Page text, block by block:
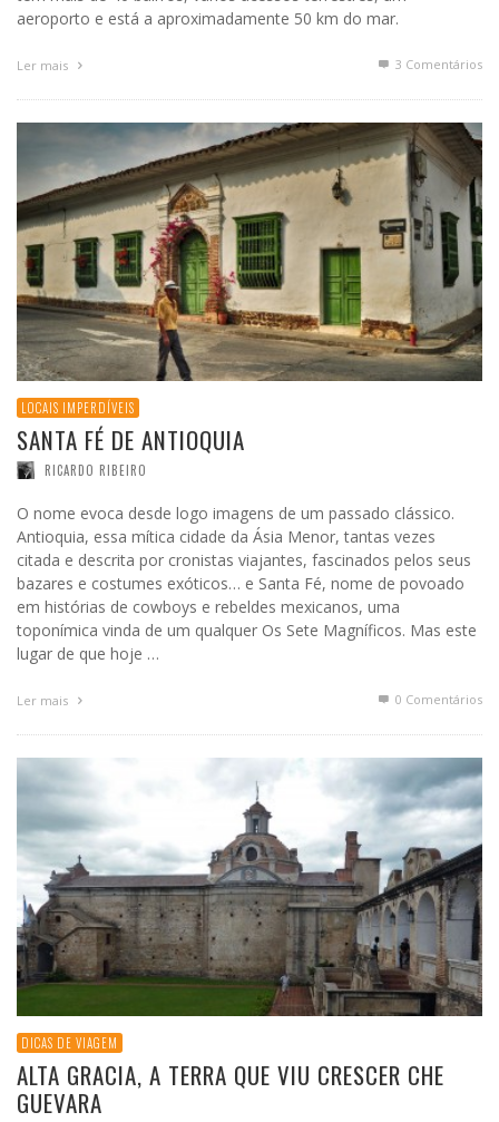
aeroporto e está a aproximadamente 50 km do mar.
Ler mais 3 Comentários
LOCAIS IMPERDÍVEIS
SANTA FÉ DE ANTIOQUIA
RICARDO RIBEIRO
O nome evoca desde logo imagens de um passado clássico.
Antioquia, essa mítica cidade da Ásia Menor, tantas vezes
citada e descrita por cronistas viajantes, fascinados pelos seus
bazares e costumes exóticos… e Santa Fé, nome de povoado
em histórias de cowboys e rebeldes mexicanos, uma
toponímica vinda de um qualquer Os Sete Magníficos. Mas este
lugar de que hoje …
Ler mais 0 Comentários
DICAS DE VIAGEM
ALTA GRACIA, A TERRA QUE VIU CRESCER CHE
GUEVARA